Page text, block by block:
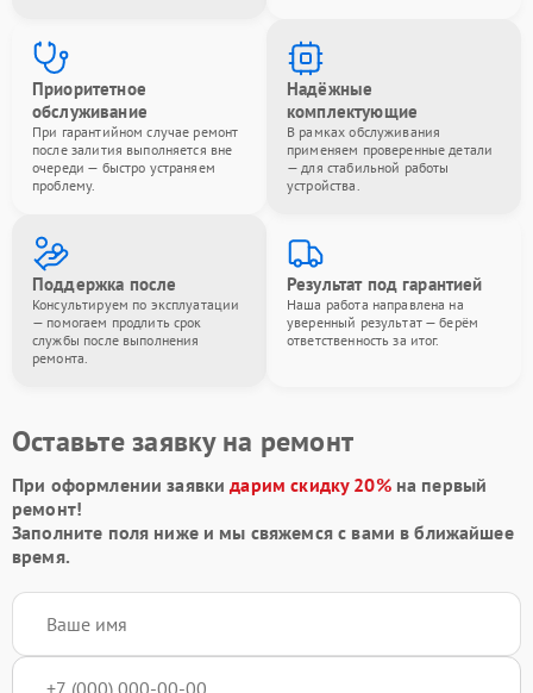
Приоритетное
обслуживание
При гарантийном случае ремонт
после залития выполняется вне
очереди — быстро устраняем
проблему.
Надёжные
комплектующие
В рамках обслуживания
применяем проверенные детали
— для стабильной работы
устройства.
Поддержка после
Консультируем по эксплуатации
— помогаем продлить срок
службы после выполнения
ремонта.
Результат под гарантией
Наша работа направлена на
уверенный результат — берём
ответственность за итог.
Оставьте заявку на ремонт
При оформлении заявкидарим скидку 20%на первый
ремонт!
Заполните поля ниже и мы свяжемся с вами в ближайшее
время.